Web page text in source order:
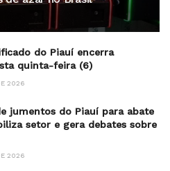
do Piauí encerra
quinta-feira (6)
2026
jumentos do Piauí para abate
setor e gera debates sobre
2026